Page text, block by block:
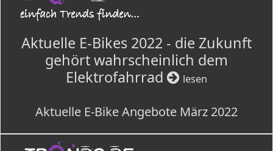
Aktuelle E-Bikes 2022 - die Zukunft
gehört wahrscheinlich dem
Elektrofahrrad
lesen
Aktuelle E-Bike Angebote März 2022